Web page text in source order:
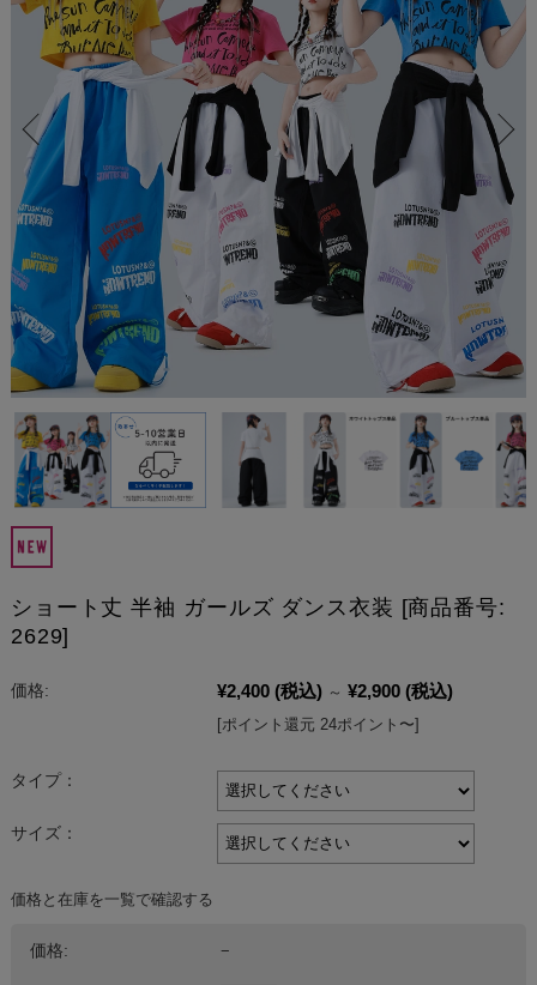
ショート丈 半袖 ガールズ ダンス衣装 [商品番号:
2629]
価格: ¥2,400 (税込) ～ ¥2,900 (税込)
[ポイント還元 24ポイント〜]
タイプ：
サイズ：
価格と在庫を一覧で確認する
価格: −